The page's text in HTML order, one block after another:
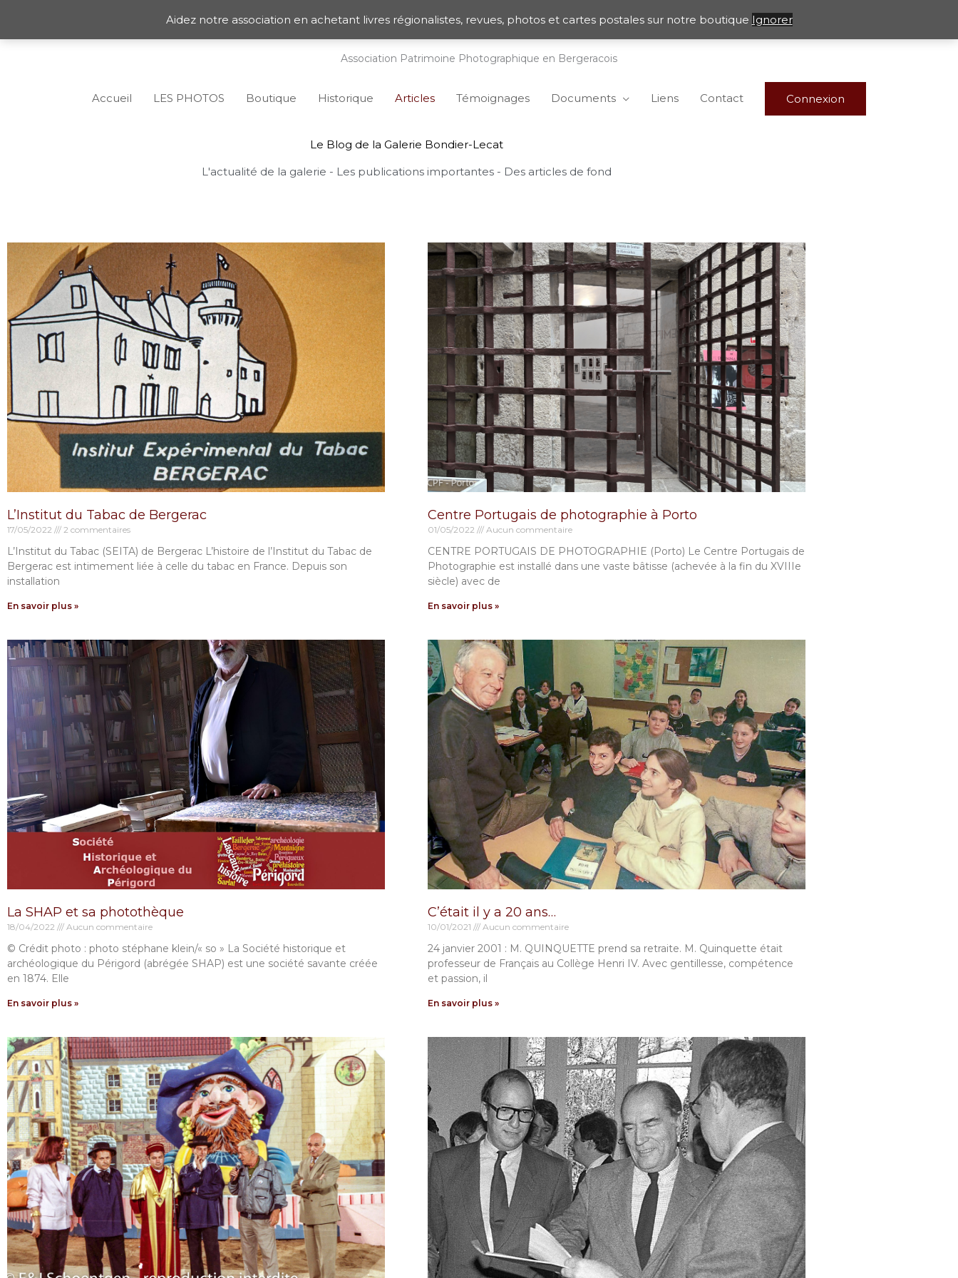
Aidez notre association en achetant livres régionalistes, revues, photos et cartes postales sur notre boutique Ignorer
contenu
Association Patrimoine Photographique en Bergeracois
Accueil LES PHOTOS Boutique Historique Articles Témoignages Documents Liens Contact Connexion
Le Blog de la Galerie Bondier-Lecat
L'actualité de la galerie - Les publications importantes - Des articles de fond
L’Institut du Tabac de Bergerac
17/05/2022 2 commentaires
L’Institut du Tabac (SEITA) de Bergerac L’histoire de l’Institut du Tabac de
Bergerac est intimement liée à celle du tabac en France. Depuis son
installation
En savoir plus »
Centre Portugais de photographie à Porto
01/05/2022 Aucun commentaire
CENTRE PORTUGAIS DE PHOTOGRAPHIE (Porto) Le Centre Portugais de
Photographie est installé dans une vaste bâtisse (achevée à la fin du XVIIIe
siècle) avec de
En savoir plus »
La SHAP et sa photothèque
18/04/2022 Aucun commentaire
© Crédit photo : photo stéphane klein/« so » La Société historique et
archéologique du Périgord (abrégée SHAP) est une société savante créée
en 1874. Elle
En savoir plus »
C’était il y a 20 ans…
10/01/2021 Aucun commentaire
24 janvier 2001 : M. QUINQUETTE prend sa retraite. M. Quinquette était
professeur de Français au Collège Henri IV. Avec gentillesse, compétence
et passion, il
En savoir plus »